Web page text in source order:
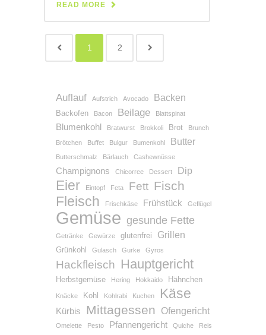
READ MORE
1 2
Auflauf Aufstrich Avocado Backen
Backofen Bacon Beilage Blattspinat
Blumenkohl Bratwurst Brokkoli Brot Brunch
Brötchen Buffet Bulgur Bumenkohl Butter
Butterschmalz Bärlauch Cashewnüsse
Champignons Chicorree Dessert Dip
Eier Eintopf Feta Fett Fisch
Fleisch Frischkäse Frühstück Geflügel
Gemüse gesunde Fette
Getränke Gewürze glutenfrei Grillen
Grünkohl Gulasch Gurke Gyros
Hackfleisch Hauptgericht
Herbstgemüse Hering Hokkaido Hähnchen
Knäcke Kohl Kohlrabi Kuchen Käse
Kürbis Mittagessen Ofengericht
Omelette Pesto Pfannengericht Quiche Reis